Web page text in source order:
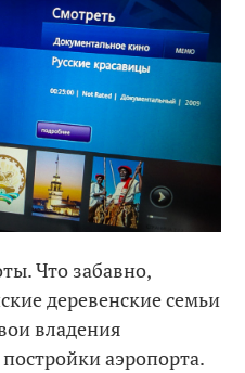
Что забавно,
деревенские семьи
владения
аэропорта.